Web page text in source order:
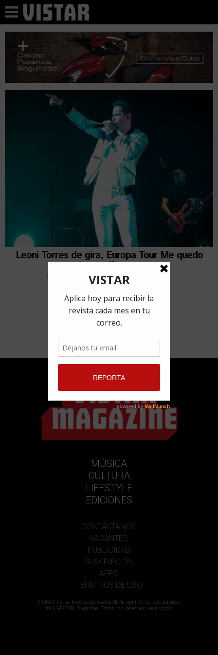
Leoni Torres de gira, Europa Tour Me quedo
contigo
13 noviembre, 2018 por Milene Aguilera
MÚSICA
CULTURA
LIFESTYLE
EDICIONES
CONTÁCTANOS
VACANTES
PUBLICIDAD
SUSCRIPCIÓN
APPS
TÉRMINOS DE USO
VISTAR no se hace responsable de la opinión de sus autores.
2018 VISTAR Magazine. Todos los derechos reservados.